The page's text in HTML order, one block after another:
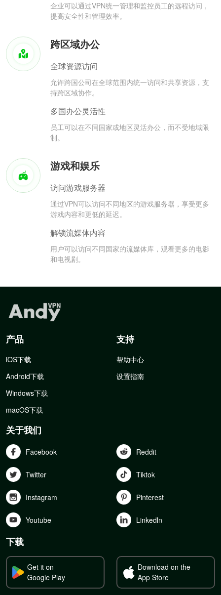
企业可以通过VPN统一管理和监控员工的远程访问，
提高安全性和管理效率。
跨区域办公
全球资源访问
允许跨国公司在全球范围内统一访问和共享资源，支
持跨区域协作。
多国办公灵活性
员工可以在不同国家或地区灵活办公，而不受地域限
制。
游戏和娱乐
访问游戏服务器
通过VPN可以访问不同地区的游戏服务器，享受更多
游戏内容和更低的延迟。
解锁流媒体内容
用户可以访问不同国家的流媒体库，观看更多的电影
和电视剧。
产品
iOS下载
Android下载
Windows下载
macOS下载
支持
帮助中心
设置指南
关于我们
Facebook Reddit
Twitter Tiktok
Instagram Pinterest
Youtube Linkedln
下载
Get it on
Google Play
Download on the
App Store